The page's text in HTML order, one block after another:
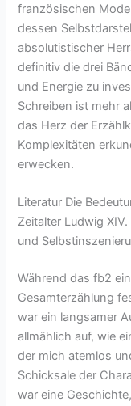
französischen
dessen
absolutistischer
definitiv die drei
und Energie zu
Schreiben ist mehr
das Herz der
Komplexitäten
erwecken.
Literatur Die
Zeitalter Ludwig
und
Während das fb2
Gesamterzählung
war ein langsamer
allmählich auf, wie
der mich atemlos
Schicksale der
war eine